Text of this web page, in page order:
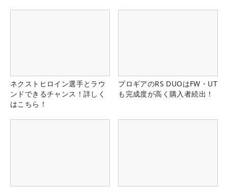
ネクストヒロイン選手とラウ
ンドできるチャンス！詳しく
はこちら！
プロギアのRS DUOはFW・UT
も完成度が高く購入者続出！